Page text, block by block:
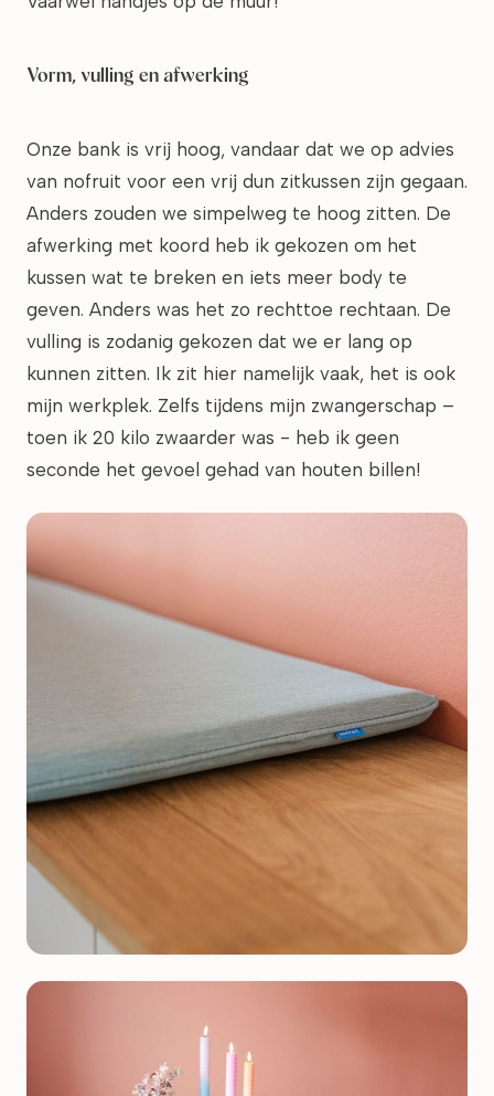
Vorm, vulling en afwerking
Onze bank is vrij hoog, vandaar dat we op advies
van nofruit voor een vrij dun zitkussen zijn gegaan.
Anders zouden we simpelweg te hoog zitten. De
afwerking met koord heb ik gekozen om het
kussen wat te breken en iets meer body te
geven. Anders was het zo rechttoe rechtaan. De
vulling is zodanig gekozen dat we er lang op
kunnen zitten. Ik zit hier namelijk vaak, het is ook
mijn werkplek. Zelfs tijdens mijn zwangerschap –
toen ik 20 kilo zwaarder was - heb ik geen
seconde het gevoel gehad van houten billen!